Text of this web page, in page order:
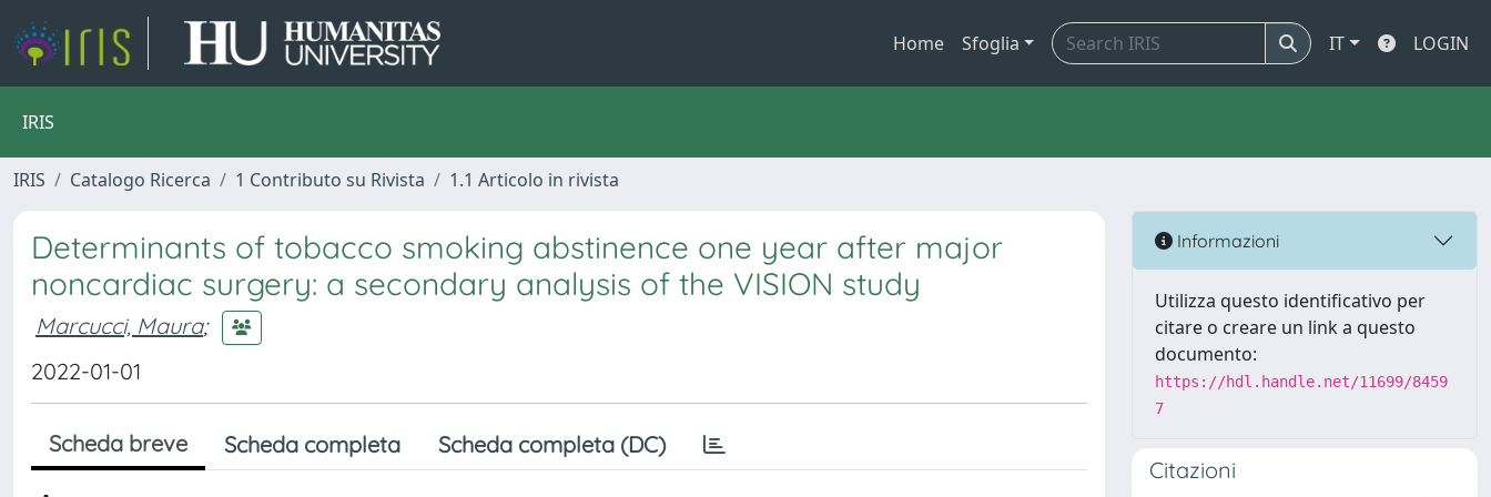
Home Sfoglia IT LOGIN
IRIS
IRIS Catalogo Ricerca 1 Contributo su Rivista 1.1 Articolo in rivista
Determinants of tobacco smoking abstinence one year after major
noncardiac surgery: a secondary analysis of the VISION study
Marcucci, Maura;
2022-01-01
Scheda breve Scheda completa Scheda completa (DC)
Informazioni
Utilizza questo identificativo per
citare o creare un link a questo
documento:
https://hdl.handle.net/11699/8459
7
Citazioni